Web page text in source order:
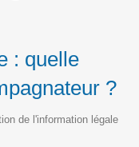
: quelle
?
de l'information légale